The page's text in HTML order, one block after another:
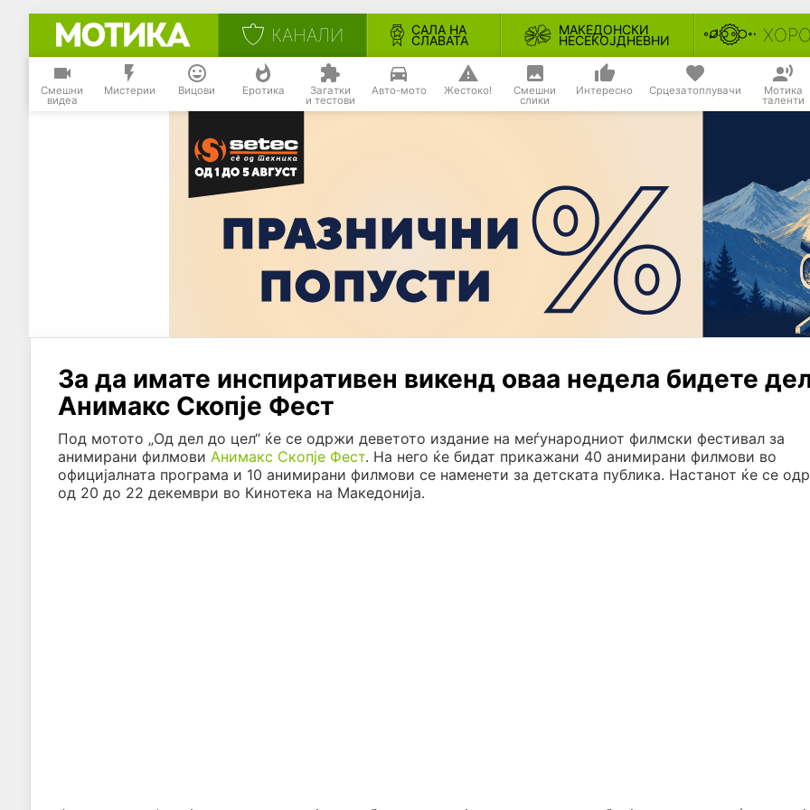
КАНАЛИ САЛА НА
СЛАВАТА
МАКЕДОНСКИ
НЕСЕКОЈДНЕВНИ
Смешни
видеа
Мистерии Вицови Еротика Загатки
и тестови
Авто-мото Жестоко! Смешни
слики
Интересно Срцезатоплувачи Мотика
таленти
За да имате инспиративен викенд оваа недела бидете
Анимакс Скопје Фест
Под мотото „Од дел до цел“ ќе се одржи деветото издание на меѓународниот филмски фестивал за
анимирани филмови Анимакс Скопје Фест. На него ќе бидат прикажани 40 анимирани филмови во
официјалната програма и 10 анимирани филмови се наменети за детската публика. Настанот ќе се
од 20 до 22 декември во Кинотека на Македонија.